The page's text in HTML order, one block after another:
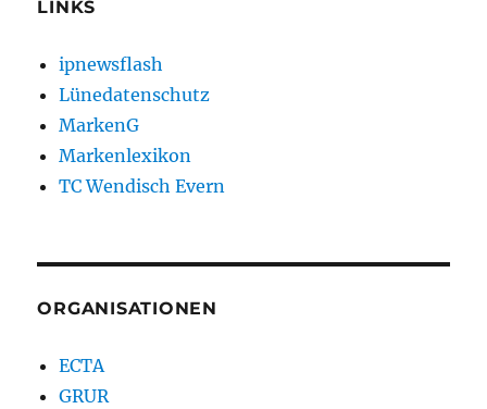
LINKS
ipnewsflash
Lünedatenschutz
MarkenG
Markenlexikon
TC Wendisch Evern
ORGANISATIONEN
ECTA
GRUR